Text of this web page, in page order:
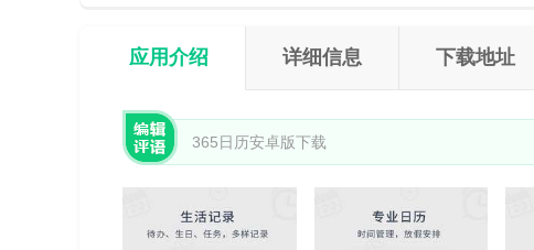
应用介绍 详细信息 下载地址
365日历安卓版下载